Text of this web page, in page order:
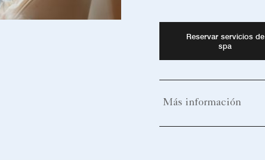
Reservar servicios de
spa
Más información